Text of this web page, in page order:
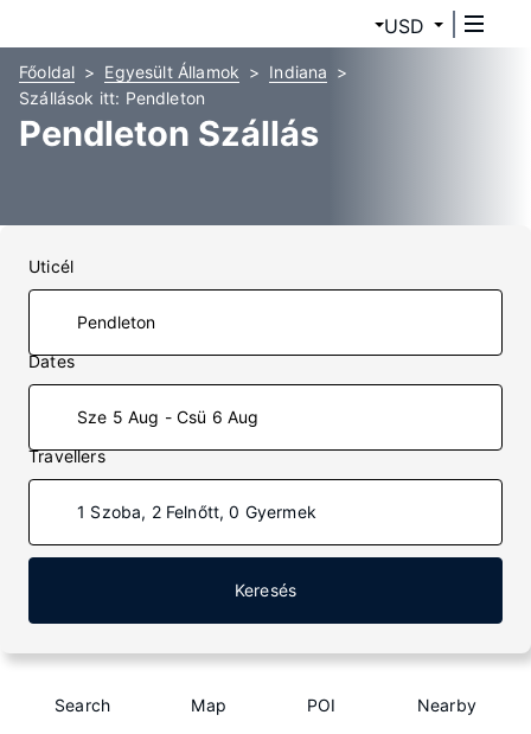
USD
Főoldal Egyesült Államok
Indiana
Szállások itt: Pendleton
Pendleton Szállás
Uticél
Dates
Sze 5 Aug - Csü 6 Aug
Travellers
1 Szoba, 2 Felnőtt, 0 Gyermek
Keresés
Search Map POI Nearby